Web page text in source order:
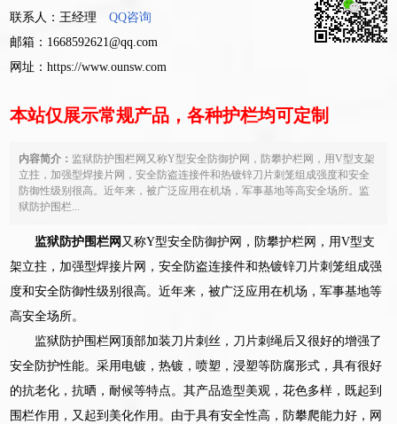
联系人：王经理
QQ咨询
邮箱：1668592621@qq.com
网址：https://www.ounsw.com
本站仅展示常规产品，各种护栏均可定制
内容简介： 监狱防护围栏网又称Y型安全防御护网，防攀护栏网，用V型支架
立拄，加强型焊接片网，安全防盗连接件和热镀锌刀片刺笼组成强度和安全
防御性级别很高。近年来，被广泛应用在机场，军事基地等高安全场所。监
狱防护围栏...
监狱防护围栏网 又称Y型安全防御护网，防攀护栏网，用V型支
架立拄，加强型焊接片网，安全防盗连接件和热镀锌刀片刺笼组成强
度和安全防御性级别很高。近年来，被广泛应用在机场，军事基地等
高安全场所。
监狱防护围栏网顶部加装刀片刺丝，刀片刺绳后又很好的增强了
安全防护性能。采用电镀，热镀，喷塑，浸塑等防腐形式，具有很好
的抗老化，抗晒，耐候等特点。其产品造型美观，花色多样，既起到
围栏作用，又起到美化作用。由于具有安全性高，防攀爬能力好，网